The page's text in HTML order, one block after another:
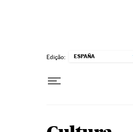
Edição: ESPAÑA